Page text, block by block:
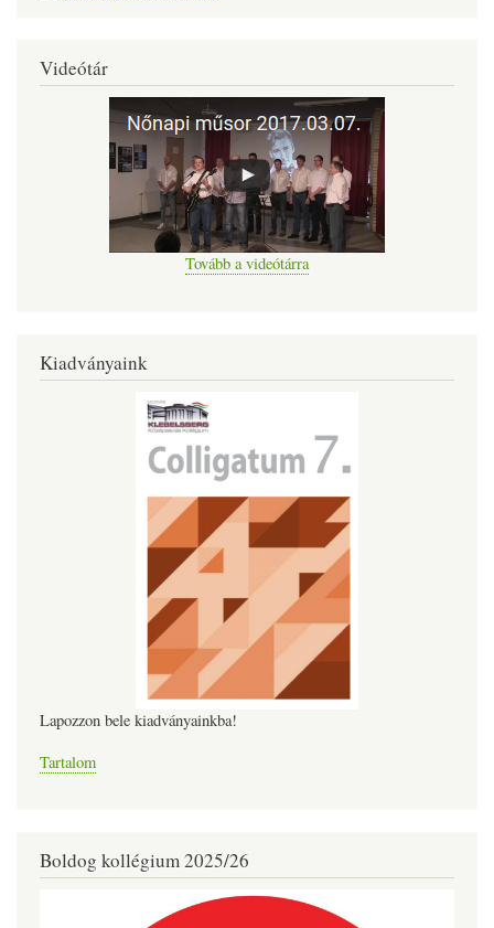
Videótár
Tovább a videótárra
Kiadványaink
Lapozzon bele kiadványainkba!
Tartalom
Boldog kollégium 2025/26